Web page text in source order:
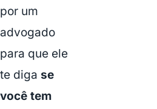
por um
advogado
para que ele
te diga se
você tem